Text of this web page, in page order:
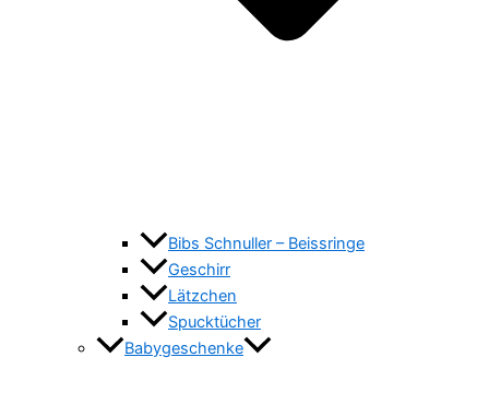
Bibs Schnuller – Beissringe
Geschirr
Lätzchen
Spucktücher
Babygeschenke